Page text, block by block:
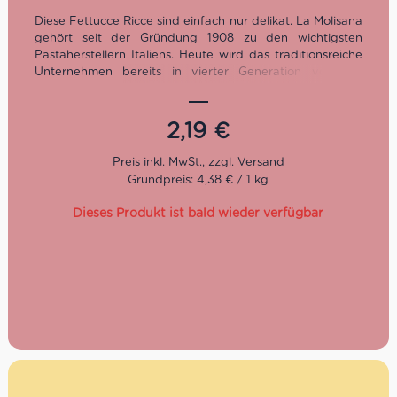
Diese Fettucce Ricce sind einfach nur delikat. La Molisana
gehört seit der Gründung 1908 zu den wichtigsten
Pastaherstellern Italiens. Heute wird das traditionsreiche
Unternehmen bereits in vierter Generation von der
Kochzeit: 8 Minuten2,19 €
Grundpreis: 4,38 € / 1 kg
Dieses Produkt ist bald wieder verfügbar